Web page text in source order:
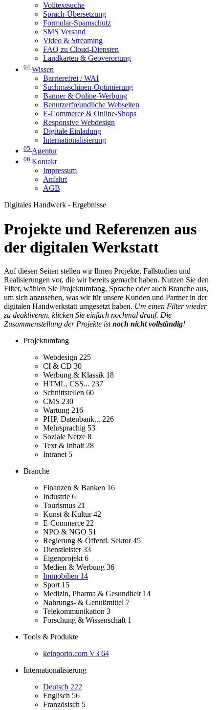
Volltextsuche
Sprach-Übersetzung
Formular-Spamschutz
SMS Versand
Video & Streaming
FAQ zu Cloud-Diensten
Landkarten & Geoverortung
04 Wissen
Barrierefrei / WAI
Suchmaschinen-Optimierung
Banner & Online-Werbung
Benutzerfreundliche Webseiten
E-Commerce & Online-Shops
Responsive Webdesign
Digitale Einladung
Internationalisierung
05 Agentur
06 Kontakt
Impressum
Anfahrt
AGB
Digitales Handwerk - Ergebnisse
Projekte und Referenzen aus
der digitalen Werkstatt
Auf diesen Seiten stellen wir Ihnen Projekte, Fallstudien und
Realisierungen vor, die wir bereits gemacht haben. Nutzen Sie den
Filter, wählen Sie Projektumfang, Sprache oder auch Branche aus,
um sich anzusehen, was wir für unsere Kunden und Partner in der
digitalen Handwerkstatt umgesetzt haben. Um einen Filter wieder
zu deaktiveren, klicken Sie einfach nochmal drauf. Die
Zusammenstellung der Projekte istnoch nicht vollständig!
Projektumfang
Webdesign 225
CI & CD 30
Werbung & Klassik 18
HTML, CSS... 237
Schnittstellen 60
CMS 230
Wartung 216
PHP, Datenbank... 226
Mehrsprachig 53
Soziale Netze 8
Text & Inhalt 28
Intranet 5
Branche
Finanzen & Banken 16
Industrie 6
Tourismus 21
Kunst & Kultur42
E-Commerce 22
NPO & NGO 51
Regierung & Öffentl. Sektor45
Dienstleister33
Eigenprojekt 6
Medien & Werbung 36
Immobilien 14
Sport 15
Medizin, Pharma & Gesundheit 14
Nahrungs- & Genußmittel 7
Telekommunikation 3
Forschung & Wissenschaft 1
Tools & Produkte
keinporto.com V3 64
Internationalisierung
Deutsch 222
Englisch 56
Französisch 5